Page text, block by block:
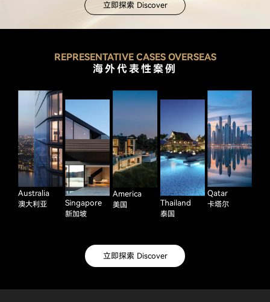
立即探索 Discover
REPRESENTATIVE CASES OVERSEAS
海外代表性案例
Australia
澳大利亚 Singapore
新加坡
America
美国 Thailand
泰国
Qatar
卡塔尔
立即探索 Discover